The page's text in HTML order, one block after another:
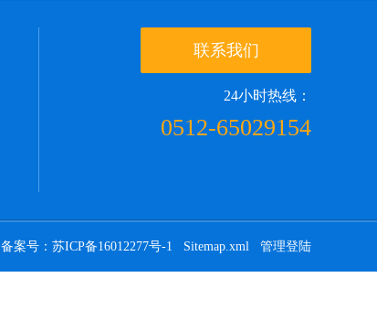
联系我们
24小时热线：
0512-65029154
备案号：苏ICP备16012277号-1 Sitemap.xml 管理登陆